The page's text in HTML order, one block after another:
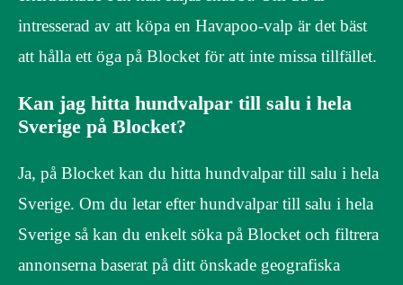
intresserad av att köpa en Havapoo-valp är det bäst
att hålla ett öga på Blocket för att inte missa tillfället.
Kan jag hitta hundvalpar till salu i hela
Sverige på Blocket?
Ja, på Blocket kan du hitta hundvalpar till salu i hela
Sverige. Om du letar efter hundvalpar till salu i hela
Sverige så kan du enkelt söka på Blocket och filtrera
annonserna baserat på ditt önskade geografiska